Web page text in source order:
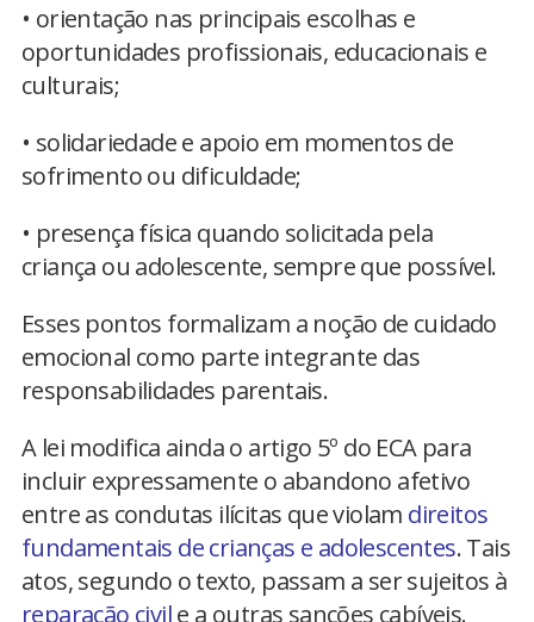
• orientação nas principais escolhas e
oportunidades profissionais, educacionais e
culturais;
• solidariedade e apoio em momentos de
sofrimento ou dificuldade;
• presença física quando solicitada pela
criança ou adolescente, sempre que possível.
Esses pontos formalizam a noção de cuidado
emocional como parte integrante das
responsabilidades parentais.
A lei modifica ainda o artigo 5º do ECA para
incluir expressamente o abandono afetivo
entre as condutas ilícitas que violam direitos
fundamentais de crianças e adolescentes. Tais
atos, segundo o texto, passam a ser sujeitos à
reparação civile a outras sanções cabíveis.